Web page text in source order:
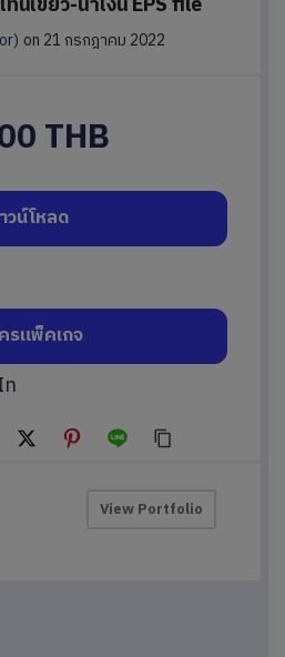
on 21 กรกฎาคม 2022
THB
วน์โหลด
รแพ็คเกจ
View Portfolio